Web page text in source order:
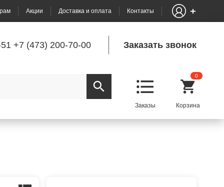
Акции Доставка и оплата Контакты
+7 (473) 200-70-00 Заказать звонок
0